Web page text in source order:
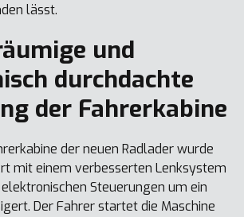
lässt.
und
durchdachte
der Fahrerkabine
der neuen Radlader wurde
mit einem verbesserten Lenksystem
Steuerungen um ein
Der Fahrer startet die Maschine